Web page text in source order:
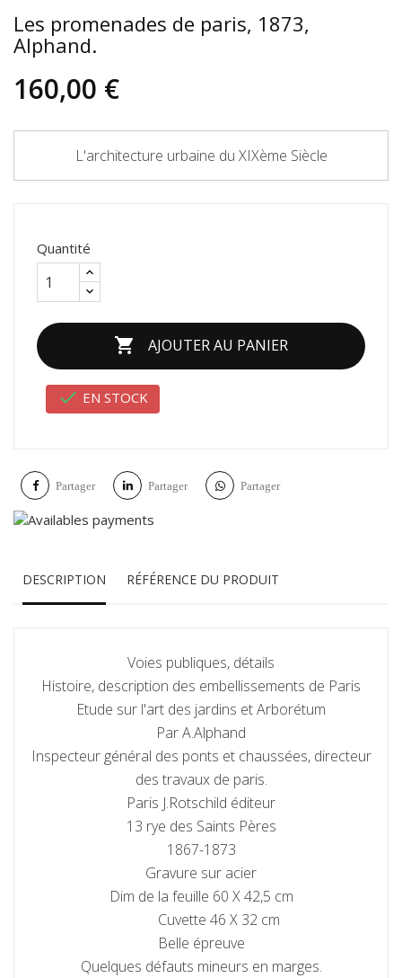
Les promenades de paris, 1873,
Alphand.
160,00 €
L'architecture urbaine du XIXème Siècle
Quantité
 AJOUTER AU PANIER
 EN STOCK
Partager Partager Partager
DESCRIPTION RÉFÉRENCE DU PRODUIT
Voies publiques, détails
Histoire, description des embellissements de Paris
Etude sur l'art des jardins et Arborétum
Par A.Alphand
Inspecteur général des ponts et chaussées, directeur
des travaux de paris.
Paris J.Rotschild éditeur
13 rye des Saints Pères
1867-1873
Gravure sur acier
Dim de la feuille 60 X 42,5 cm
Cuvette 46 X 32 cm
Belle épreuve
Quelques défauts mineurs en marges.